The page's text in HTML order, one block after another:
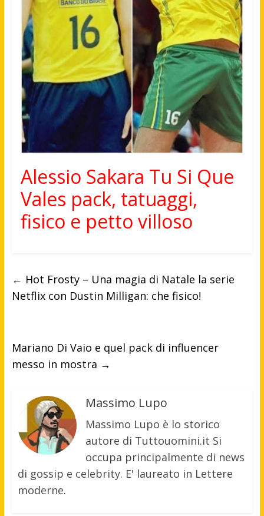
Alessio Sakara Tu Si Que
Vales pack, tatuaggi,
fisico e petto villoso
← Hot Frosty – Una magia di Natale la serie
Netflix con Dustin Milligan: che fisico!
Mariano Di Vaio e quel pack di influencer
messo in mostra →
Massimo Lupo
Massimo Lupo è lo storico
autore di Tuttouomini.it Si
occupa principalmente di news
di gossip e celebrity. E' laureato in Lettere
moderne.